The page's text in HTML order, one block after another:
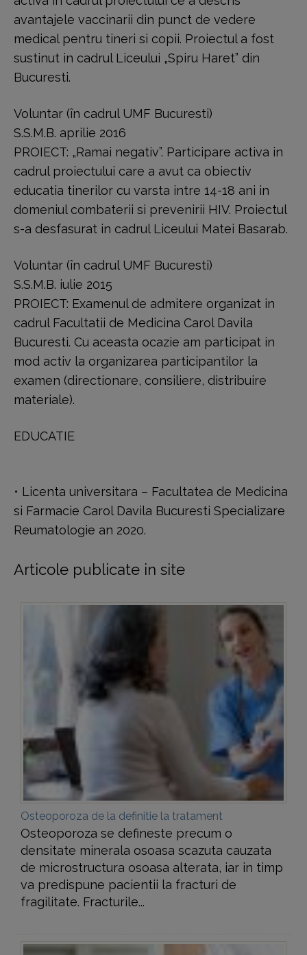
avantajele vaccinarii din punct de vedere
medical pentru tineri si copii. Proiectul a fost
sustinut in cadrul Liceului „Spiru Haret” din
Bucuresti.
Voluntar (în cadrul UMF Bucuresti)
S.S.M.B. aprilie 2016
PROIECT: „Ramai negativ”. Participare activa in
cadrul proiectului care a avut ca obiectiv
educatia tinerilor cu varsta intre 14-18 ani in
domeniul combaterii si prevenirii HIV. Proiectul
s-a desfasurat in cadrul Liceului Matei Basarab.
Voluntar (în cadrul UMF Bucuresti)
S.S.M.B. iulie 2015
PROIECT: Examenul de admitere organizat in
cadrul Facultatii de Medicina Carol Davila
Bucuresti. Cu aceasta ocazie am participat in
mod activ la organizarea participantilor la
examen (directionare, consiliere, distribuire
materiale).
EDUCATIE
• Licenta universitara – Facultatea de Medicina
si Farmacie Carol Davila Bucuresti Specializare
Reumatologie an 2020.
Articole publicate in site
Osteoporoza de la definitie la tratament
Osteoporoza se defineste precum o
densitate minerala osoasa scazuta cauzata
de microstructura osoasa alterata, iar in timp
va predispune pacientii la fracturi de
fragilitate. Fracturile...